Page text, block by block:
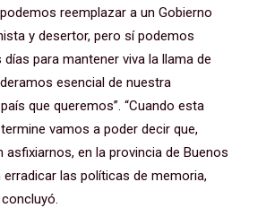
reemplazar a un Gobierno
y desertor, pero sí podemos
para mantener viva la llama de
esencial de nuestra
que queremos”. “Cuando esta
vamos a poder decir que,
asfixiarnos, en la provincia de Buenos
las políticas de memoria,